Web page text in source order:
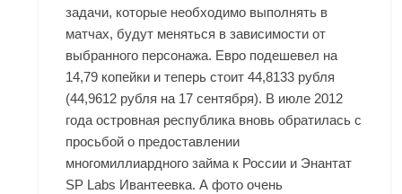
задачи, которые необходимо выполнять в
матчах, будут меняться в зависимости от
выбранного персонажа. Евро подешевел на
14,79 копейки и теперь стоит 44,8133 рубля
(44,9612 рубля на 17 сентября). В июле 2012
года островная республика вновь обратилась с
просьбой о предоставлении
многомиллиардного займа к России и Энантат
SP Labs Ивантеевка. А фото очень